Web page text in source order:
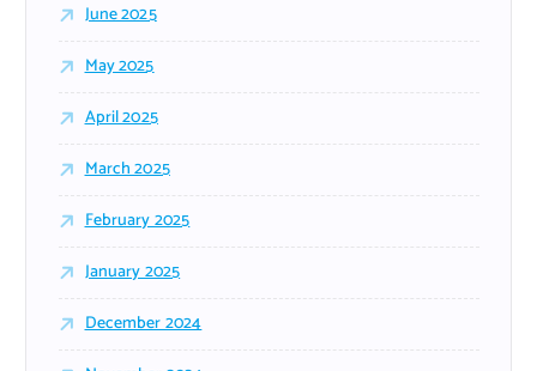
June 2025
May 2025
April 2025
March 2025
February 2025
January 2025
December 2024